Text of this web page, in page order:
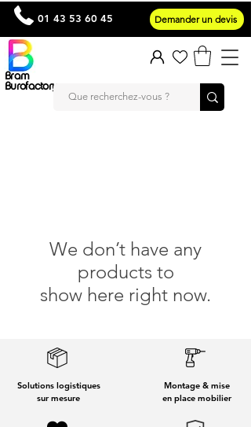
Bram
Burofactory
01 43 53 60 45 Demander un devis
We don’t have any
products to
show here right now.
Solutions logistiques
sur mesure
Montage & mise
en place mobilier